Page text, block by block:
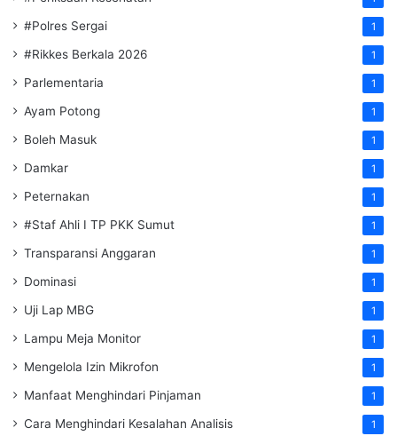
#Polres Sergai 1
#Rikkes Berkala 2026 1
Parlementaria 1
Ayam Potong 1
Boleh Masuk 1
Damkar 1
Peternakan 1
#Staf Ahli I TP PKK Sumut 1
Transparansi Anggaran 1
Dominasi 1
Uji Lap MBG 1
Lampu Meja Monitor 1
Mengelola Izin Mikrofon 1
Manfaat Menghindari Pinjaman 1
Cara Menghindari Kesalahan Analisis 1